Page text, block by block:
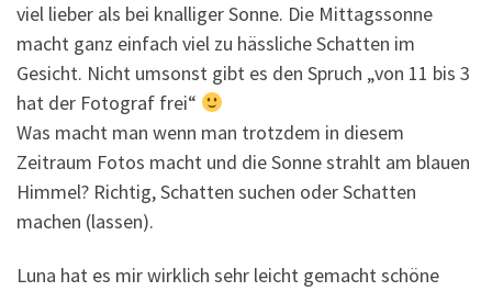
viel lieber als bei knalliger Sonne. Die Mittagssonne
macht ganz einfach viel zu hässliche Schatten im
Gesicht. Nicht umsonst gibt es den Spruch „von 11 bis 3
hat der Fotograf frei“
Was macht man wenn man trotzdem in diesem
Zeitraum Fotos macht und die Sonne strahlt am blauen
Himmel? Richtig, Schatten suchen oder Schatten
machen (lassen).
Luna hat es mir wirklich sehr leicht gemacht schöne